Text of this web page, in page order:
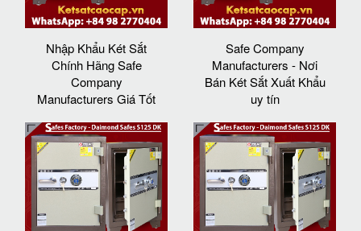
Nhập Khẩu Két Sắt
Chính Hãng Safe
Company
Manufacturers Giá Tốt
Safe Company
Manufacturers - Nơi
Bán Két Sắt Xuất Khẩu
uy tín